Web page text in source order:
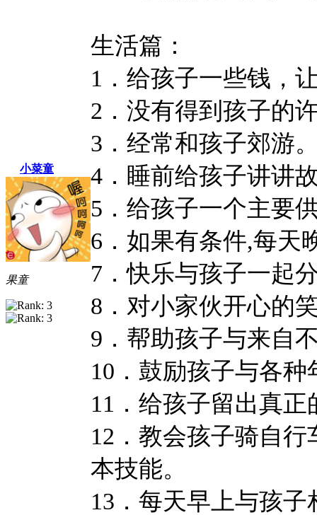
小菜童
果童
生活篇：
1．给孩子一些钱，
2．没有得到孩子的
3．经常和孩子郊游
4．睡前给孩子讲讲
5．给孩子一个主要
6．如果有条件,每天
7．快乐与孩子一起
8．对小家伙开心的
9．帮助孩子与来自
10．鼓励孩子与各
11．给孩子留出真正
12．教会孩子骑自
本技能。
13．每天早上与孩